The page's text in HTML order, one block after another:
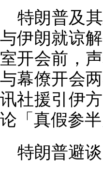
特朗普及
与伊朗就谅
室开会前，
与幕僚开会
讯社援引伊
论「真假参
特朗普避